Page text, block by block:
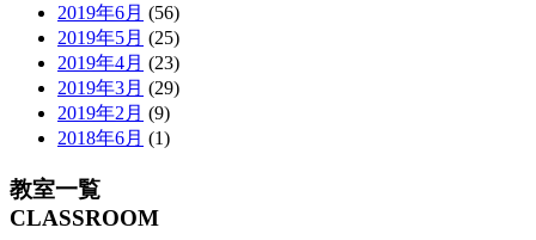
2019年6月 (56)
2019年5月 (25)
2019年4月 (23)
2019年3月 (29)
2019年2月 (9)
2018年6月 (1)
教室一覧
CLASSROOM